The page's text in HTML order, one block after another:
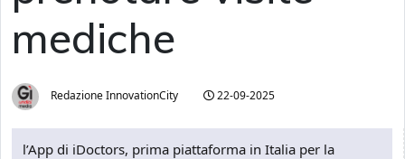
mediche
Redazione InnovationCity 22-09-2025
l’App di iDoctors, prima piattaforma in Italia per la